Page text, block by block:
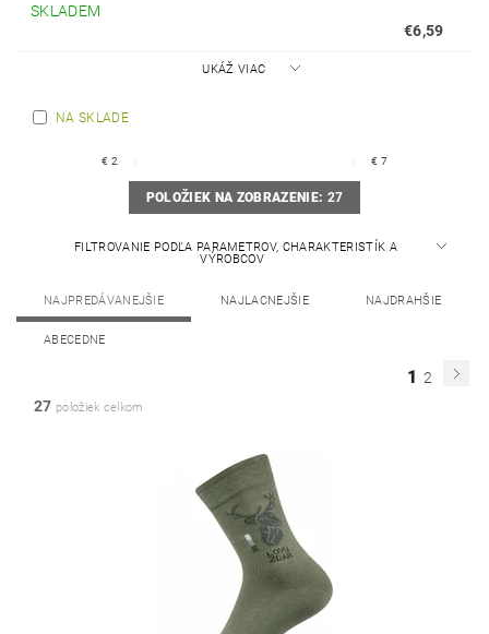
SKLADEM
€6,59
UKÁŽ VIAC
NA SKLADE
€ 2 € 7
POLOŽIEK NA ZOBRAZENIE: 27
FILTROVANIE PODĽA PARAMETROV, CHARAKTERISTÍK A
VÝROBCOV
NAJPREDÁVANEJŠIE NAJLACNEJŠIE NAJDRAHŠIE
ABECEDNE
1 2
27 položiek celkom